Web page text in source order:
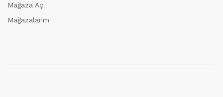
Mağaza Aç
Mağazalarım